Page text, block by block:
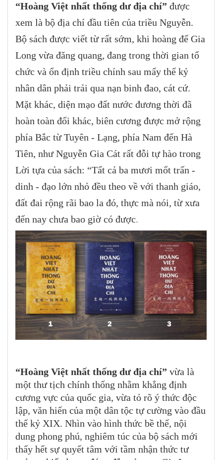
“Hoàng Việt nhất thống dư địa chí” được
xem là bộ địa chí đầu tiên của triều Nguyễn.
Bộ sách được viết từ rất sớm, khi hoàng đế Gia
Long vừa đăng quang, đang trong thời gian tổ
chức và ổn định triều chính sau mấy thế kỷ
nhân dân phải trải qua nạn binh đao, cát cứ.
Mặt khác, diện mạo đất nước đương thời đã
hoàn toàn đổi khác, biên cương được mở rộng
phía Bắc từ Tuyên - Lạng, phía Nam đến Hà
Tiên, như Nguyễn Gia Cát rất đỗi tự hào trong
Lời tựa của sách: “Tất cả ba mươi mốt trấn -
dinh - đạo lớn nhỏ đều theo về với thanh giáo,
đất đai rộng rãi bao la đó, thực mà nói, từ xưa
đến nay chưa bao giờ có được.
“Hoàng Việt nhất thống dư địa chí” vừa là
một thư tịch chính thống nhằm khẳng định
cương vực của quốc gia, vừa tỏ rõ ý thức độc
lập, văn hiến của một dân tộc tự cường vào đầu
thế kỷ XIX. Nhìn vào hình thức bề thế, nội
dung phong phú, nghiêm túc của bộ sách mới
thấy hết sự quyết tâm với tầm nhận thức tư